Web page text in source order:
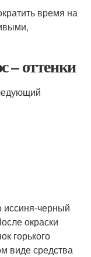
время на
– оттенки
иссиня-черный
окраски
горького
виде средства